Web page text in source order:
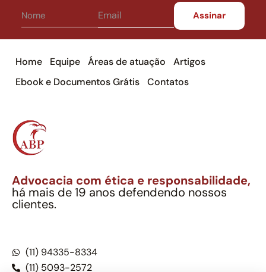
Home Equipe Áreas de atuação
Artigos
Ebook e Documentos Grátis
Contatos
Advocacia com ética e responsabilidade,
há mais de 19 anos defendendo nossos
clientes.
(11) 94335-8334
(11) 5093-2572